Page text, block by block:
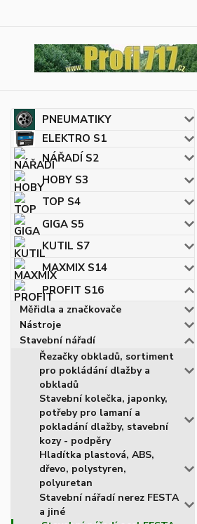
PNEUMATIKY
ELEKTRO S1
NÁŘADÍ S2
HOBY S3
TOP S4
GIGA S5
KUTIL S7
MAXMIX S14
PROFIT S16
Měřidla a značkovače
Nástroje
Stavební nářadí
Řezačky obkladů, sortiment
pro pokládání dlažby a
obkladů
Stavební kolečka, japonky,
potřeby pro lamaní a
pokladání dlažby, stavební
kozy - podpěry
Hladítka plastová, ABS,
dřevo, polystyren,
polyuretan
Stavební nářadí nerez FESTA
a jiné